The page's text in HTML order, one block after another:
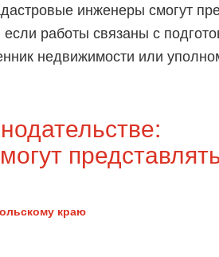
инженеры смогут
работы связаны с
недвижимости или
краю